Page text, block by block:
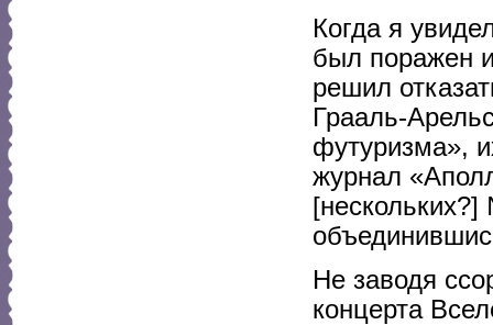
Когда я
был поражен
решил
Грааль-
футуризма»,
журнал
Не заводя
концерта